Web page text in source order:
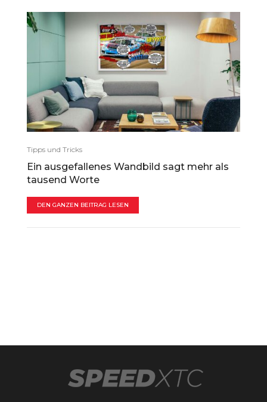
Tipps und Tricks
Ein ausgefallenes Wandbild sagt mehr als
tausend Worte
DEN GANZEN BEITRAG LESEN